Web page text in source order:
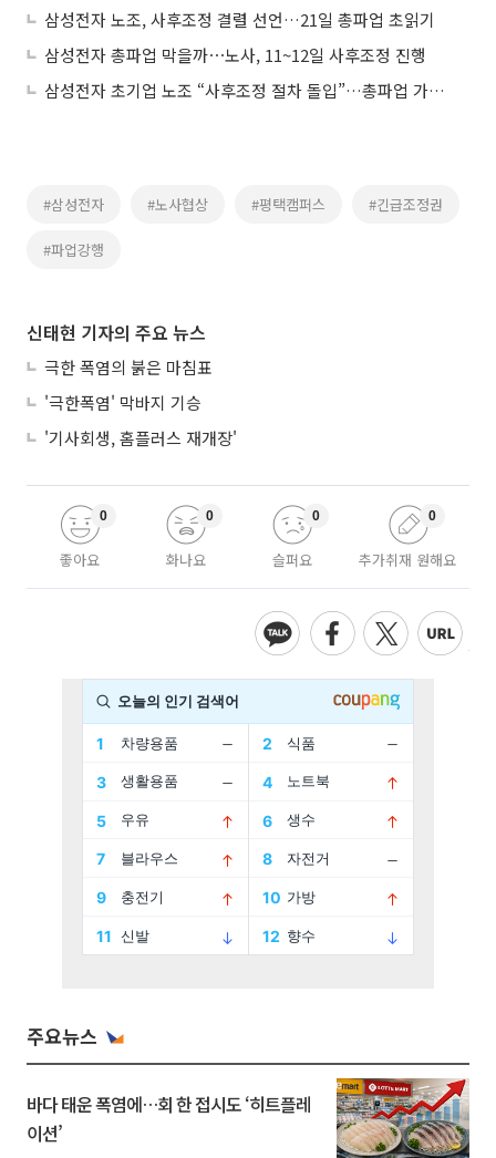
삼성전자 노조, 사후조정 결렬 선언…21일 총파업 초읽기
삼성전자 총파업 막을까⋯노사, 11~12일 사후조정 진행
삼성전자 초기업 노조 “사후조정 절차 돌입”…총파업 가능성도 여전
#삼성전자 #노사협상 #평택캠퍼스 #긴급조정권
#파업강행
신태현 기자의 주요 뉴스
극한 폭염의 붉은 마침표
'극한폭염' 막바지 기승
'기사회생, 홈플러스 재개장'
좋아요
0
화나요
0
슬퍼요
0
추가취재 원해요
0
주요뉴스
바다 태운 폭염에…회 한 접시도 ‘히트플레
이션’